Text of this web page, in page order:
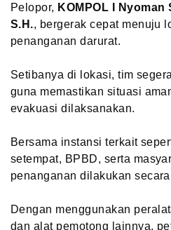
Pelopor, KOMPOL I
S.H., bergerak cepat menuju
penanganan darurat.
Setibanya di lokasi, tim
guna memastikan situasi
evakuasi dilaksanakan.
Bersama instansi terkait
setempat, BPBD, serta
penanganan dilakukan
Dengan menggunakan
dan alat pemotong lainnya,